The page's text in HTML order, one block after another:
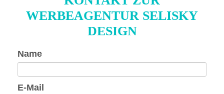
WERBEAGENTUR SELISKY
DESIGN
Pflichtfeld
Name
Pflichtfeld
E-Mail